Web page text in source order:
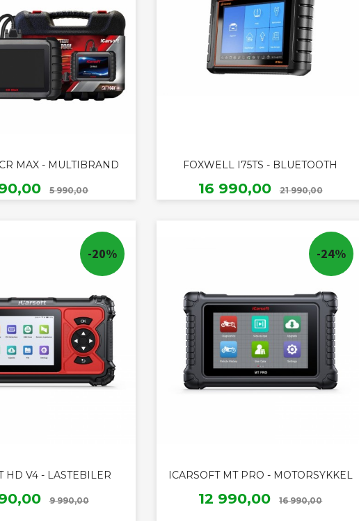
MAX - MULTIBRAND
5 990,00Rabatt
FOXWELL I75TS - BLUETOOTH
Tilbud
16 990,00 21 990,00Rabatt
HD V4 - LASTEBILER
9 990,00Rabatt
-20%
ICARSOFT MT PRO - MOTORSYKKEL
Tilbud
12 990,00 16 990,00Rabatt
-24%